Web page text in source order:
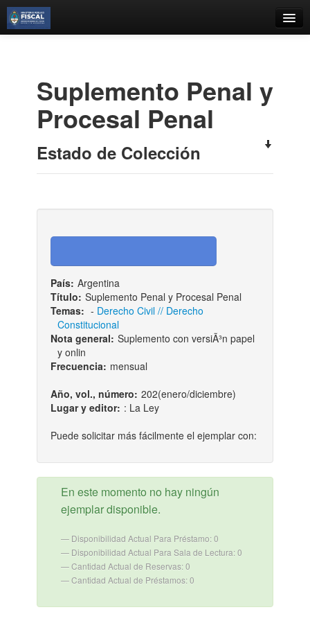
Estantes Virtuales
Contacto
Suplemento Penal y
Procesal Penal
Estado de Colección
País: Argentina
Título: Suplemento Penal y Procesal Penal
Temas: - Derecho Civil // Derecho
Constitucional
Nota general: Suplemento con versiÃ³n papel
y onlin
Frecuencia: mensual
Año, vol., número: 202(enero/diciembre)
Lugar y editor: : La Ley
Puede solicitar más fácilmente el ejemplar con:
En este momento no hay ningún
ejemplar disponible.
Disponibilidad Actual Para Préstamo: 0
Disponibilidad Actual Para Sala de Lectura: 0
Cantidad Actual de Reservas: 0
Cantidad Actual de Préstamos: 0